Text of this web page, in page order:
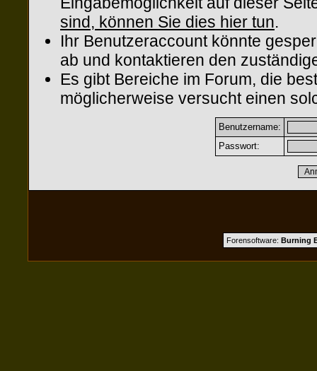
sind, können Sie dies hier tun.
Ihr Benutzeraccount könnte
ab und kontaktieren den
Es gibt Bereiche im Forum, die
möglicherweise versucht einen
Benutzername:
Passwort:
Forensoftware: Burning